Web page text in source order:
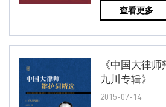
查看更多
《中国大律
九川专辑》
2015-07-14